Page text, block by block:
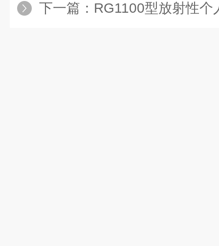
下一篇： RG1100型放射性个人剂